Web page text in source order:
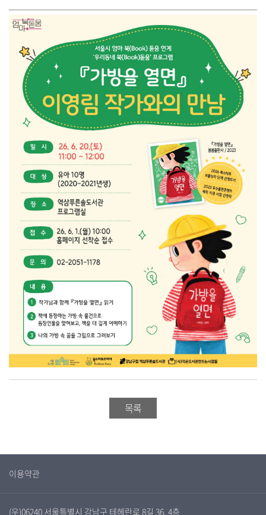
목록
이용약관
(우)06240 서울특별시 강남구 테헤란로 8길 36, 4층